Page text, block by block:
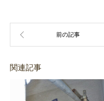
関連記事